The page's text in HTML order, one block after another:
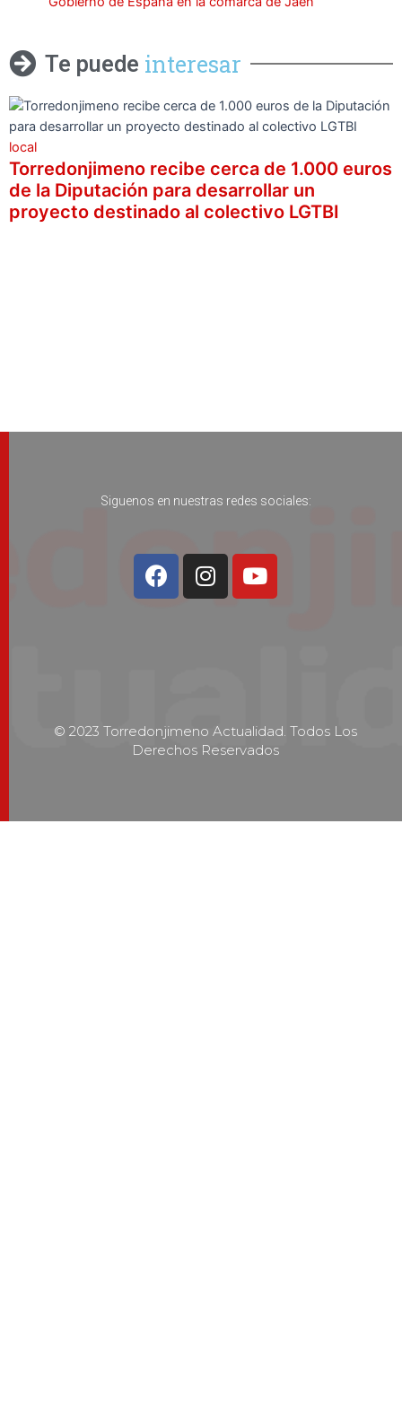
Te puede interesar
local
Torredonjimeno recibe cerca de 1.000 euros
de la Diputación para desarrollar un
proyecto destinado al colectivo LGTBI
Siguenos en nuestras redes sociales:
© 2023 Torredonjimeno Actualidad. Todos Los
Derechos Reservados